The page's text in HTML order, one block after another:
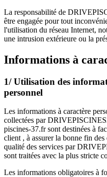
La responsabilité de
être engagée pour tout
l'utilisation du réseau Internet,
une intrusion extérieure ou la
Informations à
1/ Utilisation des
personnel
Les informations à caractère
collectées par
piscines-37.fr sont destinées à
client , à assurer la bonne fin
qualité des services par
sont traitées avec la plus stricte
Les informations obligatoires à